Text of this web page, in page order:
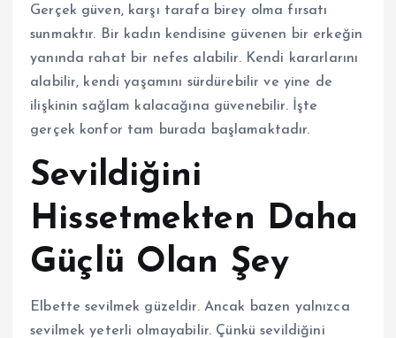
Gerçek güven, karşı tarafa birey olma fırsatı
sunmaktır. Bir kadın kendisine güvenen bir erkeğin
yanında rahat bir nefes alabilir. Kendi kararlarını
alabilir, kendi yaşamını sürdürebilir ve yine de
ilişkinin sağlam kalacağına güvenebilir. İşte
gerçek konfor tam burada başlamaktadır.
Sevildiğini
Hissetmekten Daha
Güçlü Olan Şey
Elbette sevilmek güzeldir. Ancak bazen yalnızca
sevilmek yeterli olmayabilir. Çünkü sevildiğini